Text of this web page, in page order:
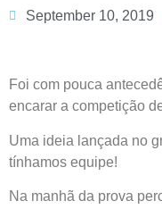
September 10, 2019
Foi com pouca
encarar a competição
Uma ideia lançada no
tínhamos equipe!
Na manhã da prova